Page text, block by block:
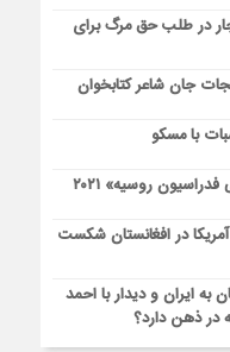
در طلب حق مرگ برای
جان شاعر کتابخوان
با مسکو
روسیه» ۲۰۲۱
در افغانستان شکست
ایران و دیدار با احمد
در ذهن دارد؟